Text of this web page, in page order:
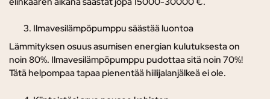
Ilmavesilämpöpumppu säästää luontoa
Lämmityksen osuus asumisen energian kulutuksesta on
noin 80%. Ilmavesilämpöpumppu pudottaa sitä noin 70%!
Tätä helpompaa tapaa pienentää hiilijalanjälkeä ei ole.